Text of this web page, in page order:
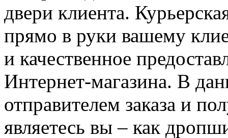
двери клиента.
прямо в руки вашему
и качественное
Интернет-магазина. В
отправителем заказа и
являетесь вы – как